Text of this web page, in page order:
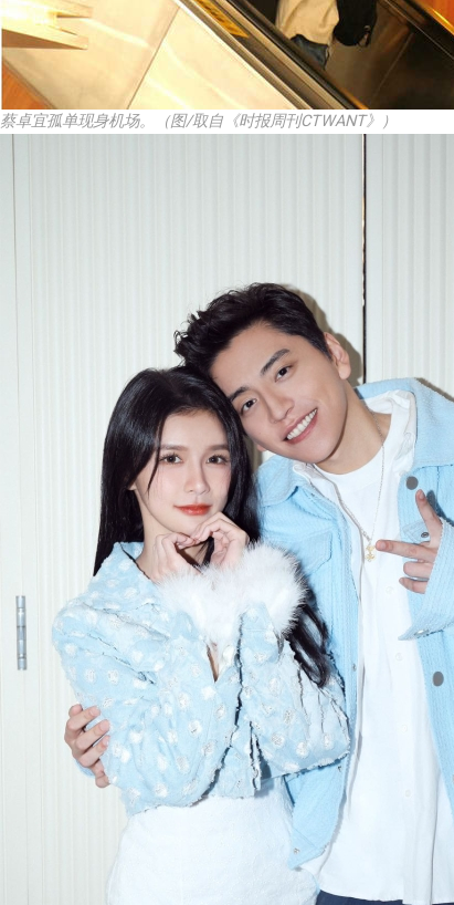
蔡卓宜孤单现身机场。（图/取自《时报周刊CTWANT》）